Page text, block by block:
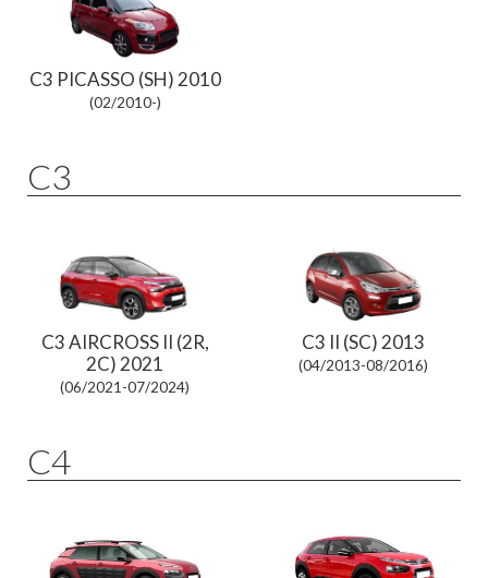
C3 PICASSO (SH) 2010
(02/2010-)
C3
C3 AIRCROSS II (2R,
2C) 2021
(06/2021-07/2024)
C3 II (SC) 2013
(04/2013-08/2016)
C4